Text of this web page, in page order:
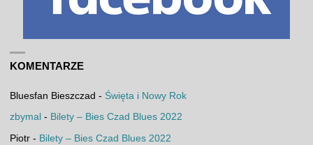
KOMENTARZE
Bluesfan Bieszczad - Święta i Nowy Rok
zbymal - Bilety – Bies Czad Blues 2022
Piotr- Bilety – Bies Czad Blues 2022